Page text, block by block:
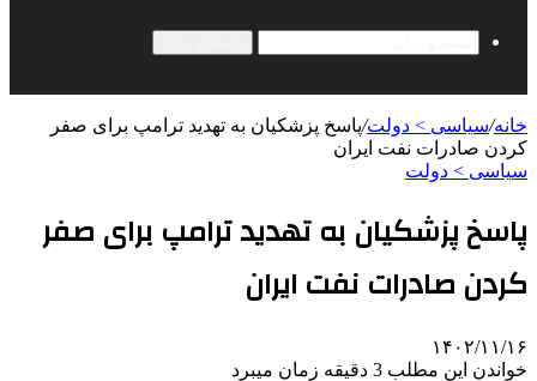
خانه/سیاسی > دولت/پاسخ پزشکیان به تهدید ترامپ برای صفر
کردن صادرات نفت ایران
سیاسی > دولت
پاسخ پزشکیان به تهدید ترامپ برای صفر
کردن صادرات نفت ایران
۱۴۰۲/۱۱/۱۶
خواندن این مطلب 3 دقیقه زمان میبرد